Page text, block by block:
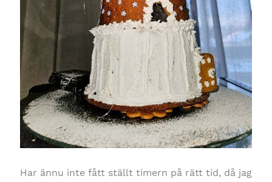
Har ännu inte fått ställt timern på rätt tid, då jag